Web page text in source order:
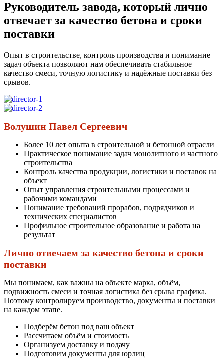
Руководитель завода, который лично
отвечает за качество бетона и сроки
поставки
Опыт в строительстве, контроль производства и понимание
задач объекта позволяют нам обеспечивать стабильное
качество смеси, точную логистику и надёжные поставки без
срывов.
Волушин Павел Сергеевич
Более 10 лет опыта в строительной и бетонной отрасли
Практическое понимание задач монолитного и частного
строительства
Контроль качества продукции, логистики и поставок на
объект
Опыт управления строительными процессами и
рабочими командами
Понимание требований прорабов, подрядчиков и
технических специалистов
Профильное строительное образование и работа на
результат
Лично отвечаем за качество бетона и сроки
поставки
Мы понимаем, как важны на объекте марка, объём,
подвижность смеси и точная логистика без срыва графика.
Поэтому контролируем производство, документы и поставки
на каждом этапе.
Подберём бетон под ваш объект
Рассчитаем объём и стоимость
Организуем доставку и подачу
Подготовим документы для юрлиц